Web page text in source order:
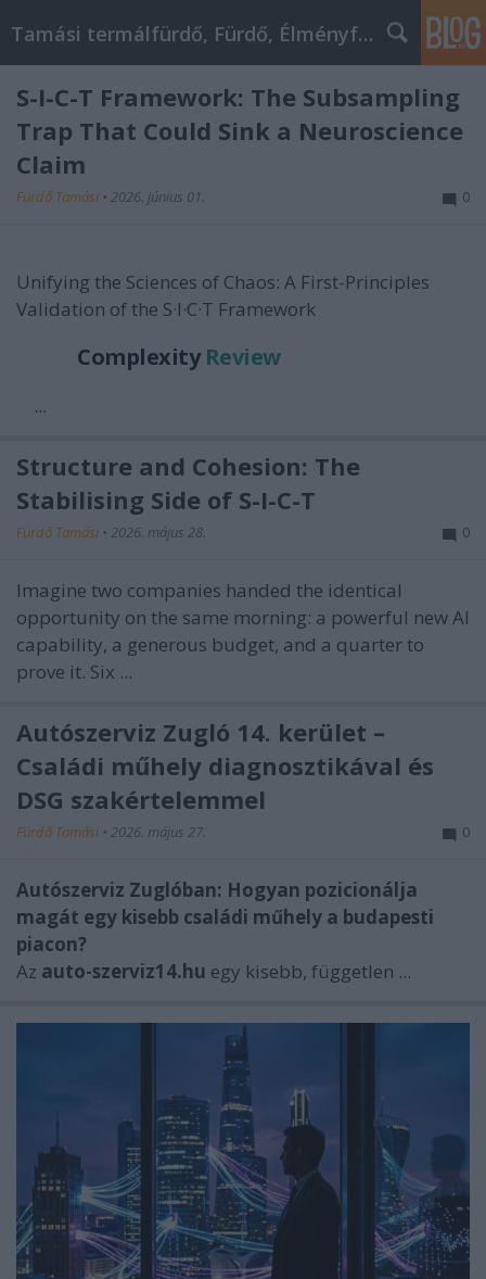
Tamási termálfürdő, Fürdő, Élményfürdő
S-I-C-T Framework: The Subsampling
Trap That Could Sink a Neuroscience
Claim
Fürdő Tamási • 2026. június 01. 0
Unifying the Sciences of Chaos: A First-Principles
Validation of the S·I·C·T Framework
ComplexityReview
...
Structure and Cohesion: The
Stabilising Side of S-I-C-T
Fürdő Tamási • 2026. május 28. 0
Imagine two companies handed the identical
opportunity on the same morning: a powerful new AI
capability, a generous budget, and a quarter to
prove it. Six ...
Autószerviz Zugló 14. kerület –
Családi műhely diagnosztikával és
DSG szakértelemmel
Fürdő Tamási • 2026. május 27. 0
Autószerviz Zuglóban: Hogyan pozicionálja
magát egy kisebb családi műhely a budapesti
piacon?
Az auto-szerviz14.hu egy kisebb, független ...